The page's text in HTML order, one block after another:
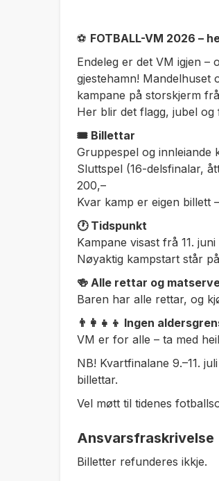
⚽ FOTBALL-VM 2026 –
Endeleg er det VM igjen –
gjestehamn! Mandelhuset
kampane på storskjerm
Her blir det flagg, jubel og
🎟️ Billettar
Gruppespel og innleiande
Sluttspel (16-delsfinalar,
200,–
Kvar kamp er eigen billett
🕐 Tidspunkt
Kampane visast frå 11.
Nøyaktig kampstart står
🍻 Alle rettar og
Baren har alle rettar, og
👨‍👩‍👧‍👦 Ingen
VM er for alle – ta med
NB! Kvartfinalane 9.–11.
billettar.
Vel møtt til tidenes
Ansvarsfraskrivelse
Billetter refunderes ikkje.